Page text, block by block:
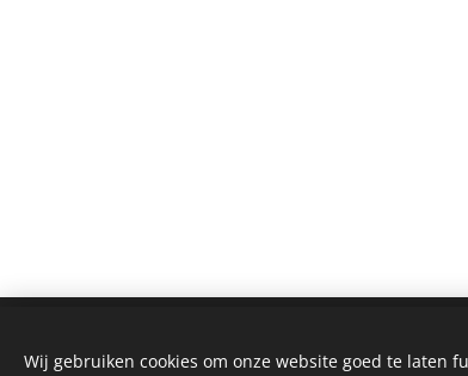
Wij gebruiken cookies om onze website goed te laten